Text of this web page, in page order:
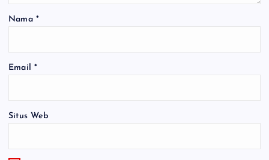
Nama *
Email *
Situs Web